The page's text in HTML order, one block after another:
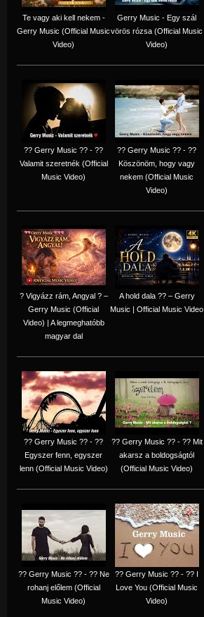
Te vagy aki kell nekem -
Gerry Music (Official Music
Video)
Gerry Music - Egy szál
vörös rózsa (Official Music
Video)
?? Gerry Music ?? - ??
Valamit szeretnék (Official
Music Video)
?? Gerry Music ?? - ??
Köszönöm, hogy vagy
nekem (Official Music
Video)
? Vigyázz rám, Angyal ? –
Gerry Music (Official
Video) | A legmeghatóbb
magyar dal
A hold dala ?? – Gerry
Music | Official Music Video
?? Gerry Music ?? - ??
Egyszer fenn, egyszer
lenn (Official Music Video)
?? Gerry Music ?? - ?? Mit
akarsz a boldogságtól
(Official Music Video)
?? Gerry Music ?? - ?? Ne
rohanj előlem (Official
Music Video)
?? Gerry Music ?? - ?? I
Love You (Official Music
Video)